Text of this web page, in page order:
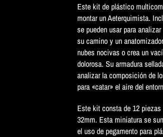
Este kit de plástico
montar un Aeterquimista.
se pueden usar para
su camino y un
nubes nocivas o crea un
dolorosa. Su armadura
analizar la composición de
para «catar» el aire del
Este kit consta de 12
32mm. Esta miniatura se
el uso de pegamento para